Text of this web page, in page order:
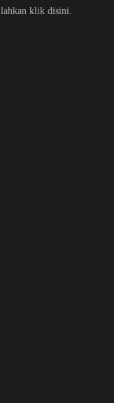
klik disini.